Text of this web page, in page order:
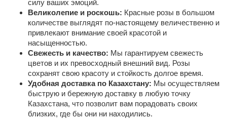
силу ваших эмоций.
Великолепие и роскошь: Красные розы в большом
количестве выглядят по-настоящему величественно и
привлекают внимание своей красотой и
насыщенностью.
Свежесть и качество: Мы гарантируем свежесть
цветов и их превосходный внешний вид. Розы
сохранят свою красоту и стойкость долгое время.
Удобная доставка по Казахстану: Мы осуществляем
быструю и бережную доставку в любую точку
Казахстана, что позволит вам порадовать своих
близких, где бы они ни находились.